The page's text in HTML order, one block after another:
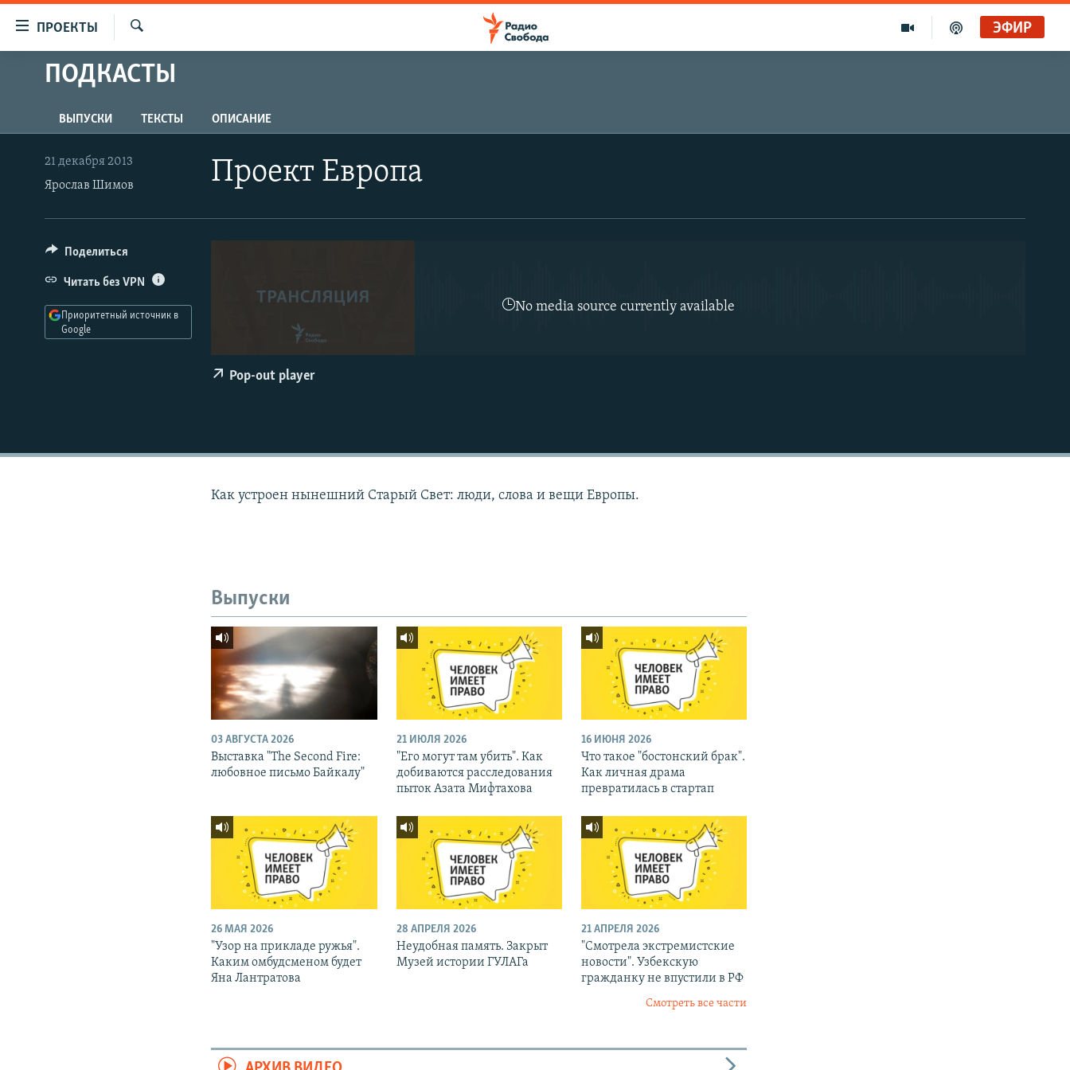
упрощенного
Вернуться
к
основному
содержанию
Вернутся
навигации
Вернутся
ПРОЕКТЫ
ПРОГРАММЫ
АВТОРСКИЕ ПРОЕКТЫ
ЦИТАТЫ СВОБОДЫ
МНЕНИЯ
КУЛЬТУРА
IDEL.РЕАЛИИ
КАВКАЗ.РЕАЛИИ
СЕВЕР.РЕАЛИИ
СИБИРЬ.РЕАЛИИ
ЭФИР
ПОДКАСТЫ
ВЫПУСКИ ТЕКСТЫ ОПИСАНИЕ
Проект Европа
21 декабря 2013
Ярослав Шимов
No media source currently available
Pop-out player
Поделиться
Читать без VPN
Приоритетный источник в
Google
Как устроен нынешний Старый Свет: люди, слова и вещи Европы.
Выпуски
03 АВГУСТА 2026
Выставка "The Second Fire:
любовное письмо Байкалу"
21 ИЮЛЯ 2026
"Его могут там убить". Как
добиваются расследования
пыток Азата Мифтахова
16 ИЮНЯ 2026
Что такое "бостонский брак".
Как личная драма
превратилась в стартап
26 МАЯ 2026
"Узор на прикладе ружья".
Каким омбудсменом будет
Яна Лантратова
28 АПРЕЛЯ 2026
Неудобная память. Закрыт
Музей истории ГУЛАГа
21 АПРЕЛЯ 2026
"Смотрела экстремистские
новости". Узбекскую
гражданку не впустили в РФ
Смотреть все части